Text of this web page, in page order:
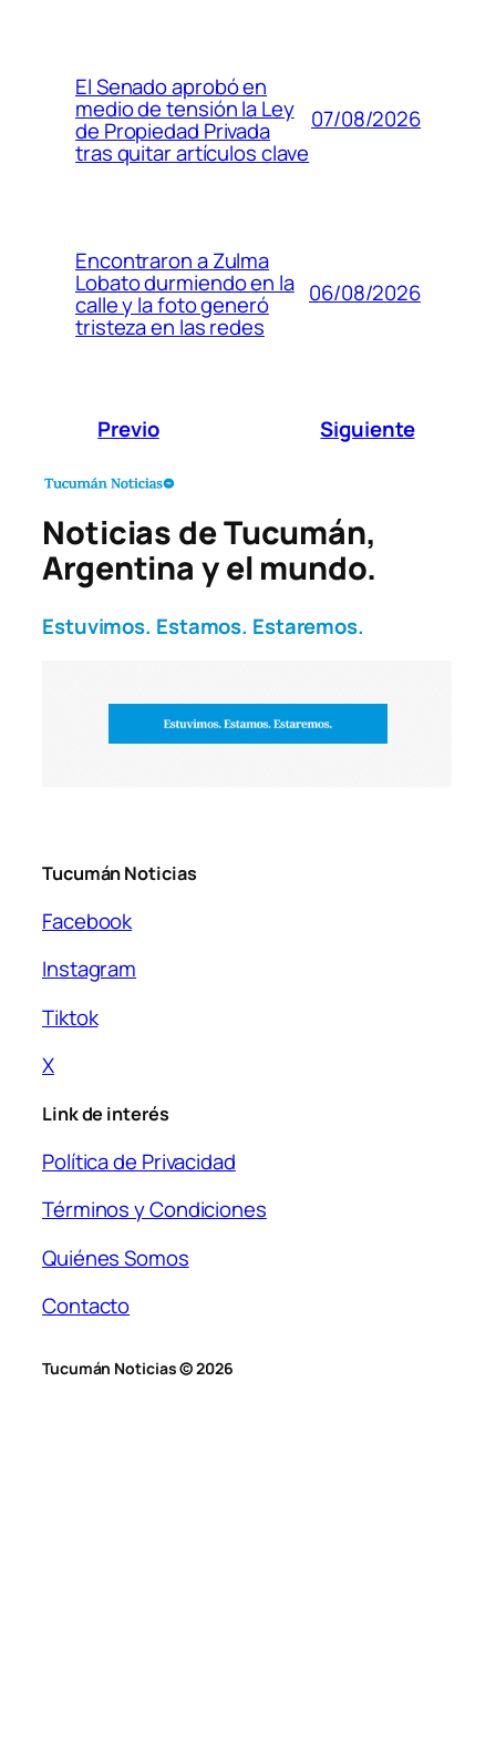
El Senado aprobó en
medio de tensión la Ley
de Propiedad Privada
tras quitar artículos clave
07/08/2026
Encontraron a Zulma
Lobato durmiendo en la
calle y la foto generó
tristeza en las redes
06/08/2026
Previo Siguiente
Noticias de Tucumán,
Argentina y el mundo.
Estuvimos. Estamos. Estaremos.
Tucumán Noticias
Facebook
Instagram
Tiktok
X
Link de interés
Política de Privacidad
Términos y Condiciones
Quiénes Somos
Contacto
Tucumán Noticias © 2026